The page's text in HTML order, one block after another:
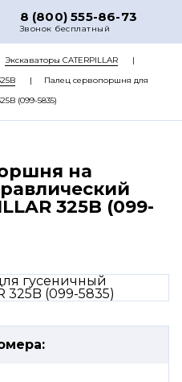
8 (800) 555-86-73
Звонок бесплатный
Экскаваторы CATERPILLAR
Палец сервопоршня для
(099-5835)
на
325B (099-